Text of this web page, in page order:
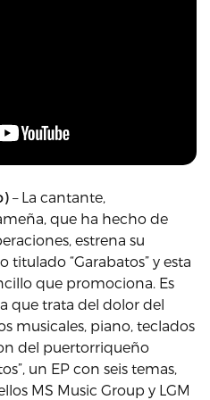
– La cantante,
que ha hecho de
estrena su
“Garabatos” y esta
que promociona. Es
que trata del dolor del
musicales, piano, teclados
del puertorriqueño
un EP con seis temas,
MS Music Group y LGM